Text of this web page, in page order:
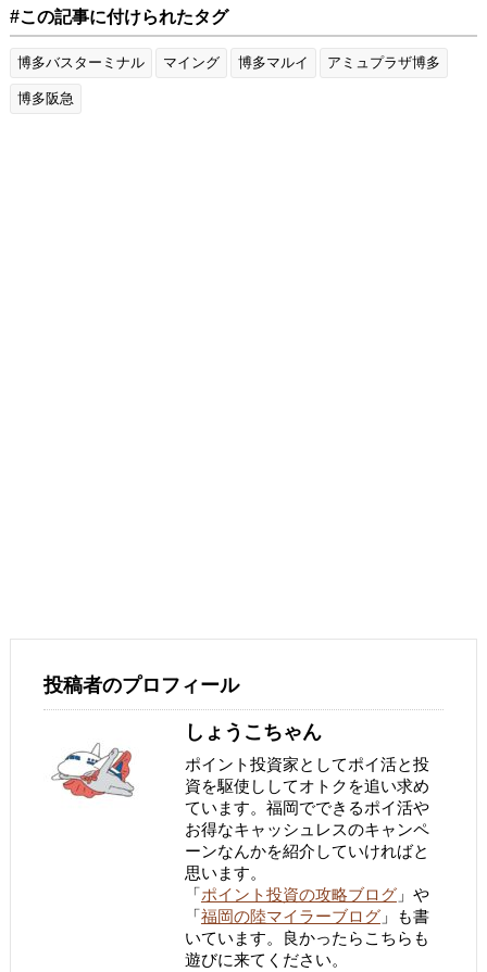
#この記事に付けられたタグ
博多バスターミナル マイング 博多マルイ アミュプラザ博多
博多阪急
投稿者のプロフィール
しょうこちゃん
ポイント投資家としてポイ活と投
資を駆使ししてオトクを追い求め
ています。福岡でできるポイ活や
お得なキャッシュレスのキャンペ
ーンなんかを紹介していければと
思います。
「ポイント投資の攻略ブログ」や
「福岡の陸マイラーブログ」も書
いています。良かったらこちらも
遊びに来てください。